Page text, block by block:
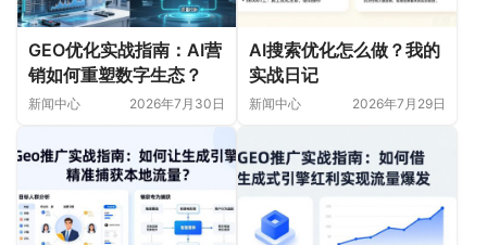
GEO优化实战指南：AI营
销如何重塑数字生态？
新闻中心 2026年7月30日
AI搜索优化怎么做？我的
实战日记
新闻中心 2026年7月29日